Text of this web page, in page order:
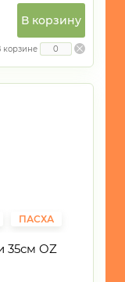
В корзину
корзине
ПАСХА
35см OZ